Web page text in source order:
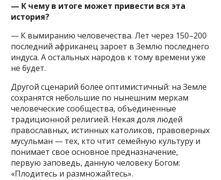
— К чему в итоге может привести вся эта
история?
— К вымиранию человечества. Лет через 150–200
последний африканец зароет в Землю последнего
индуса. А остальных народов к тому времени уже
не будет.
Другой сценарий более оптимистичный: на Земле
сохранятся небольшие по нынешним меркам
человеческие сообщества, объединенные
традиционной религией. Некая доля людей
православных, истинных католиков, правоверных
мусульман — тех, кто чтит семейную культуру и
понимает свое основное предназначение,
первую заповедь, данную человеку Богом:
«Плодитесь и размножайтесь».